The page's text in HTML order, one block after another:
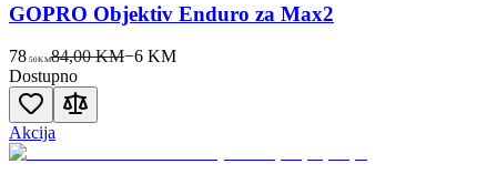
GOPRO Objektiv Enduro za Max2
78 50KM84,00 KM−6KM
Dostupno
Akcija